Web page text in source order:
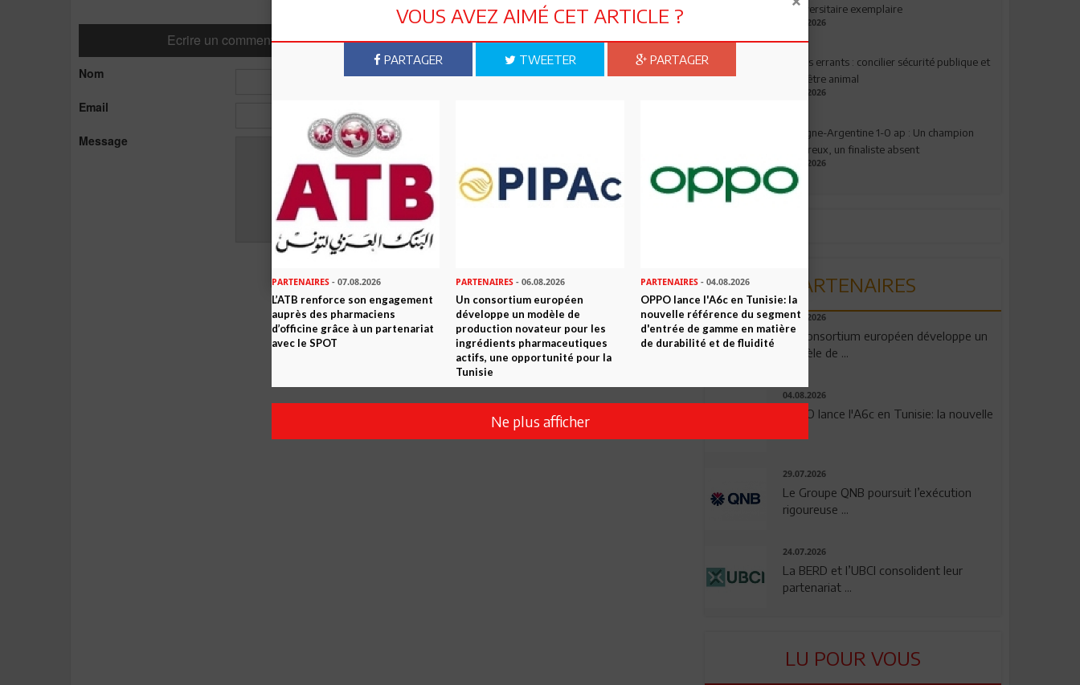
Ecrire un commentaire Commenter
Nom
Email
Message
l’Universitaire exemplaire
04.08.2026
Chiens errants : concilier sécurité publique et
bien-être animal
17.07.2026
Espagne-Argentine 1-0 ap : Un champion
valeureux, un finaliste absent
19.07.2026
PARTENAIRES
06.08.2026
Un consortium européen développe un
modèle de ...
04.08.2026
OPPO lance l'A6c en Tunisie: la nouvelle
29.07.2026
Le Groupe QNB poursuit l’exécution
rigoureuse ...
24.07.2026
La BERD et l’UBCI consolident leur
partenariat ...
LU POUR VOUS
VOUS AVEZ AIMÉ CET ARTICLE ?
PARTAGER TWEETER PARTAGER
PARTENAIRES - 07.08.2026
L’ATB renforce son engagement
auprès des pharmaciens
d’officine grâce à un partenariat
avec le SPOT
PARTENAIRES - 06.08.2026
Un consortium européen
développe un modèle de
production novateur pour les
ingrédients pharmaceutiques
actifs, une opportunité pour la
Tunisie
PARTENAIRES- 04.08.2026
OPPO lance l'A6c en Tunisie: la
nouvelle référence du segment
d'entrée de gamme en matière
de durabilité et de fluidité
Ne plus afficher